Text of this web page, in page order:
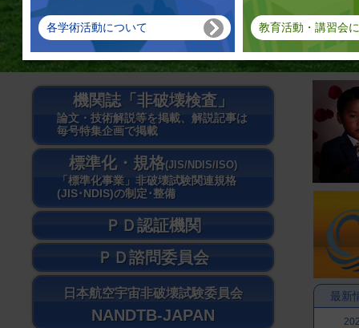
各学術活動について 教育活動・講習会
機関誌「非破壊検査」
論文・技術解説等を掲載、解説記事は
毎号特集企画で掲載
標準化・規格(JIS/NDIS/ISO)
「標準化事業」非破壊試験関連規格
(JIS･NDIS)の制定･整備
ＰＤ認証機関
ＰＤ諮問委員会
日本航空宇宙非破壊試験委員会
NANDTB-JAPAN
最新